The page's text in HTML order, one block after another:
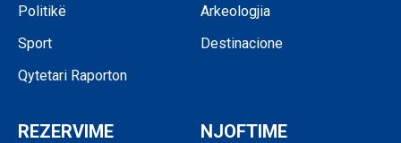
Politikë
Sport
Qytetari Raporton
Arkeologjia
Destinacione
REZERVIME NJOFTIME